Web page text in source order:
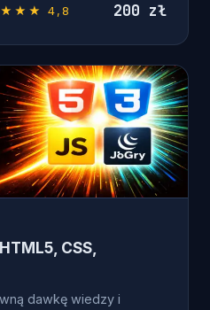
4,8 200 zł
CSS,
dawkę wiedzy i